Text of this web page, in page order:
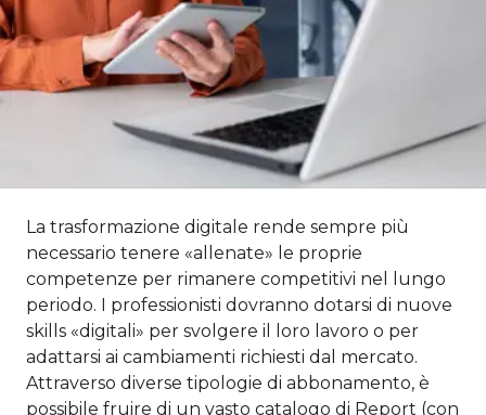
La trasformazione digitale rende sempre più
necessario tenere «allenate» le proprie
competenze per rimanere competitivi nel lungo
periodo. I professionisti dovranno dotarsi di nuove
skills «digitali» per svolgere il loro lavoro o per
adattarsi ai cambiamenti richiesti dal mercato.
Attraverso diverse tipologie di abbonamento, è
possibile fruire di un vasto catalogo di Report (con